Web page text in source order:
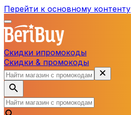
Перейти к основному контенту
Скидки ипромокоды
Скидки & промокоды